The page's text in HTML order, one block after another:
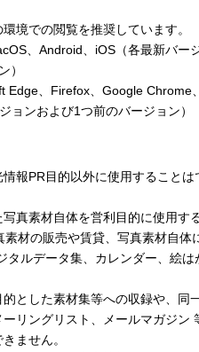
境での閲覧を推奨しています。
、Android、iOS（各最新バー
）
Edge、Firefox、Google Chrome
ョンおよび1つ前のバージョン）
報PR目的以外に使用することは
写真素材自体を営利目的に使用す
素材の販売や賃貸、写真素材自体
タルデータ集、カレンダー、絵は
とした素材集等への収録や、同
リングリスト、メールマガジン
ません。